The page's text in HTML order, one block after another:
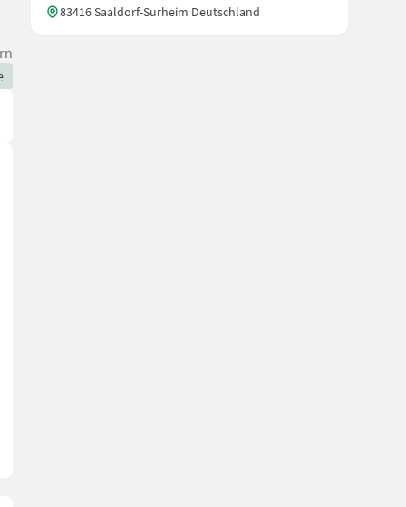
83416 Saaldorf-Surheim Deutschland